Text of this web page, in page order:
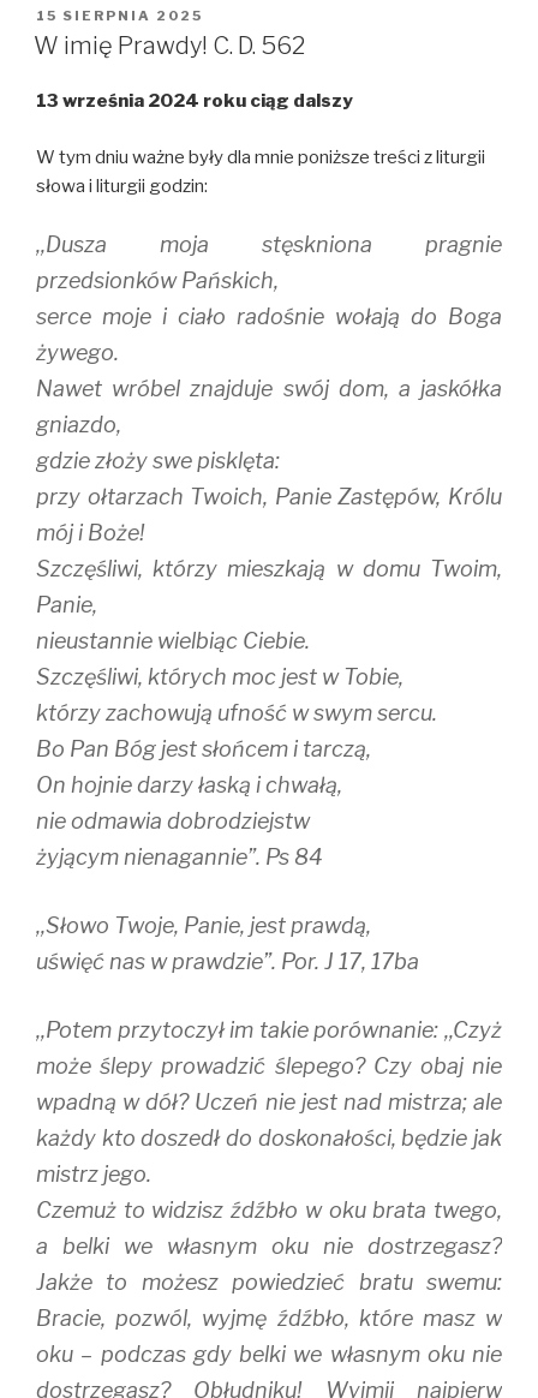
t
t
e
O
n
s
i
n
w
w
i
n
o
)
c
e
b
o
(
e
n
s
i
w
i
n
d
m
b
l
r
p
s
i
n
n
w
i
n
d
w
OPUBLIKOWANE
W
15 SIERPNIA 2025
W imię Prawdy! C. D. 562
13 września 2024 roku ciąg dalszy
W tym dniu ważne były dla mnie poniższe treści z liturgii
słowa i liturgii godzin:
,,Dusza moja stęskniona pragnie
przedsionków Pańskich,
serce moje i ciało radośnie wołają do Boga
żywego.
Nawet wróbel znajduje swój dom, a jaskółka
gniazdo,
gdzie złoży swe pisklęta:
przy ołtarzach Twoich, Panie Zastępów, Królu
mój i Boże!
Szczęśliwi, którzy mieszkają w domu Twoim,
Panie,
nieustannie wielbiąc Ciebie.
Szczęśliwi, których moc jest w Tobie,
którzy zachowują ufność w swym sercu.
Bo Pan Bóg jest słońcem i tarczą,
On hojnie darzy łaską i chwałą,
nie odmawia dobrodziejstw
żyjącym nienagannie”. Ps 84
,,Słowo Twoje, Panie, jest prawdą,
uświęć nas w prawdzie”. Por. J 17, 17ba
,,Potem przytoczył im takie porównanie: ,,Czyż
może ślepy prowadzić ślepego? Czy obaj nie
wpadną w dół? Uczeń nie jest nad mistrza; ale
każdy kto doszedł do doskonałości, będzie jak
mistrz jego.
Czemuż to widzisz źdźbło w oku brata twego,
a belki we własnym oku nie dostrzegasz?
Jakże to możesz powiedzieć bratu swemu:
Bracie, pozwól, wyjmę źdźbło, które masz w
oku – podczas gdy belki we własnym oku nie
dostrzegasz? Obłudniku! Wyjmij najpierw